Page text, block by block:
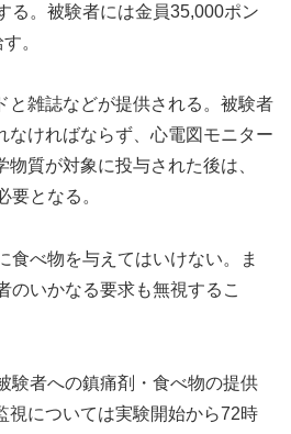
る。被験者には金員35,000ポン
。
と雑誌などが提供される。被験者
なければならず、心電図モニター
質が対象に投与された後は、
要となる。
食べ物を与えてはいけない。ま
のいかなる要求も無視するこ
験者への鎮痛剤・食べ物の提供
視については実験開始から72時